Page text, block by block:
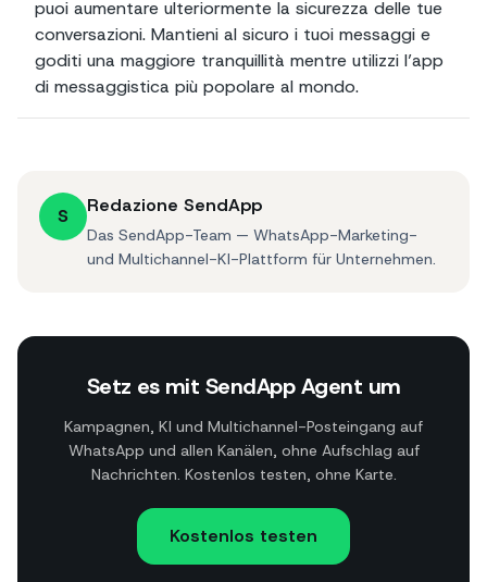
puoi aumentare ulteriormente la sicurezza delle tue
conversazioni. Mantieni al sicuro i tuoi messaggi e
goditi una maggiore tranquillità mentre utilizzi l’app
di messaggistica più popolare al mondo.
S Redazione SendApp
Das SendApp-Team — WhatsApp-Marketing-
und Multichannel-KI-Plattform für Unternehmen.
Setz es mit SendApp Agent um
Kampagnen, KI und Multichannel-Posteingang auf
WhatsApp und allen Kanälen, ohne Aufschlag auf
Nachrichten. Kostenlos testen, ohne Karte.
Kostenlos testen